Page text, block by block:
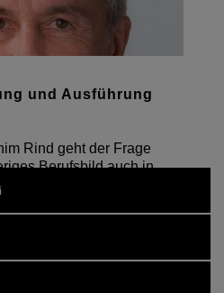
und Ausführung
Rind geht der Frage
Berufsbild auch in